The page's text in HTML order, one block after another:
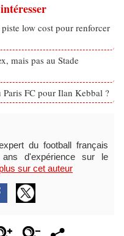
low cost pour renforcer
mais pas au Stade
FC pour Ilan Kebbal ?
du football français
d'expérience sur le
sur cet auteur